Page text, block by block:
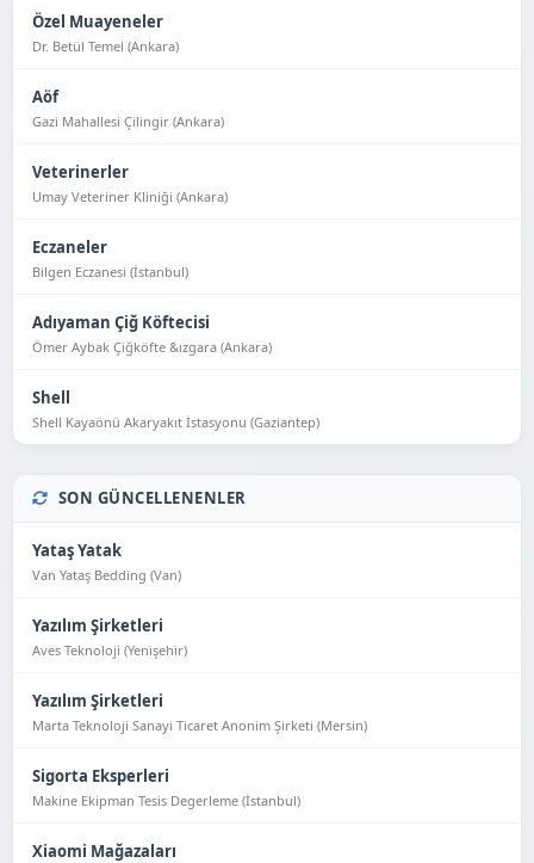
Özel Muayeneler
Dr. Betül Temel (Ankara)
Aöf
Gazi Mahallesi Çilingir (Ankara)
Veterinerler
Umay Veteriner Kliniği (Ankara)
Eczaneler
Bilgen Eczanesi (İstanbul)
Adıyaman Çiğ Köftecisi
Ömer Aybak Çiğköfte &ızgara (Ankara)
Shell
Shell Kayaönü Akaryakıt İstasyonu (Gaziantep)
SON GÜNCELLENENLER
Yataş Yatak
Van Yataş Bedding (Van)
Yazılım Şirketleri
Aves Teknoloji (Yeni̇şehi̇r)
Yazılım Şirketleri
Marta Teknoloji Sanayi Ticaret Anonim Şirketi (Mersin)
Sigorta Eksperleri
Makine Ekipman Tesis Degerleme (İstanbul)
Xiaomi Mağazaları